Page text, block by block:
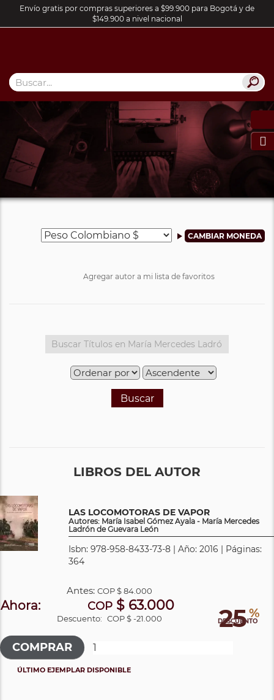
Envío gratis por compras superiores a $99.900 para Bogotá y de
$149.900 a nivel nacional

Agregar autor a mi lista de favoritos
Buscar
LIBROS DEL AUTOR
LAS LOCOMOTORAS DE VAPOR
Autores: María Isabel Gómez Ayala - María Mercedes
Ladrón de Guevara León
Isbn: 978-958-8433-73-8 | Año: 2016 | Páginas:
364
25 %
DESCUENTO
Antes:COP$ 84.000
Ahora: COP $ 63.000
Descuento: COP $ -21.000
ÚLTIMO EJEMPLAR DISPONIBLE